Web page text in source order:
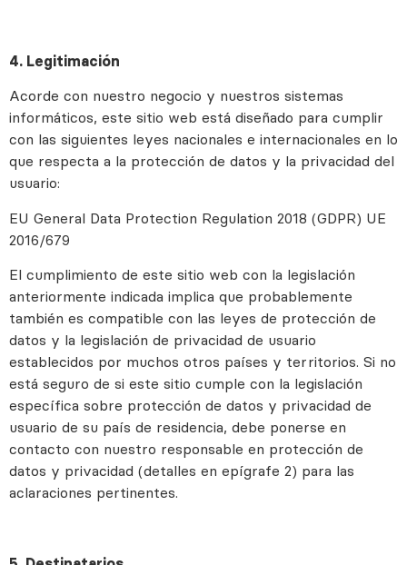
4. Legitimación
Acorde con nuestro negocio y nuestros sistemas
informáticos, este sitio web está diseñado para cumplir
con las siguientes leyes nacionales e internacionales en lo
que respecta a la protección de datos y la privacidad del
usuario:
EU General Data Protection Regulation 2018 (GDPR) UE
2016/679
El cumplimiento de este sitio web con la legislación
anteriormente indicada implica que probablemente
también es compatible con las leyes de protección de
datos y la legislación de privacidad de usuario
establecidos por muchos otros países y territorios. Si no
está seguro de si este sitio cumple con la legislación
específica sobre protección de datos y privacidad de
usuario de su país de residencia, debe ponerse en
contacto con nuestro responsable en protección de
datos y privacidad (detalles en epígrafe 2) para las
aclaraciones pertinentes.